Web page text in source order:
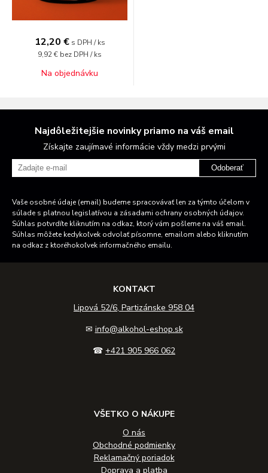
12,20 € s DPH / ks
9,92 € bez DPH / ks
Na objednávku
Najdôležitejšie novinky priamo na váš email
Získajte zaujímavé informácie vždy medzi prvými
Odoberať
Vaše osobné údaje (email) budeme spracovávať len za týmto účelom v
súlade s platnou legislatívou a zásadami ochrany osobných údajov.
Súhlas potvrdíte kliknutím na odkaz, ktorý vám pošleme na váš email.
Súhlas môžete kedykoľvek odvolať písomne, emailom alebo kliknutím
na odkaz z ktoréhokoľvek informačného emailu.
KONTAKT
Lipová 52/6, Partizánske 958 04
✉ info@alkohol-eshop.sk
☎ +421 905 966 062
VŠETKO O NÁKUPE
O nás
Obchodné podmienky
Reklamačný poriadok
Doprava a platba